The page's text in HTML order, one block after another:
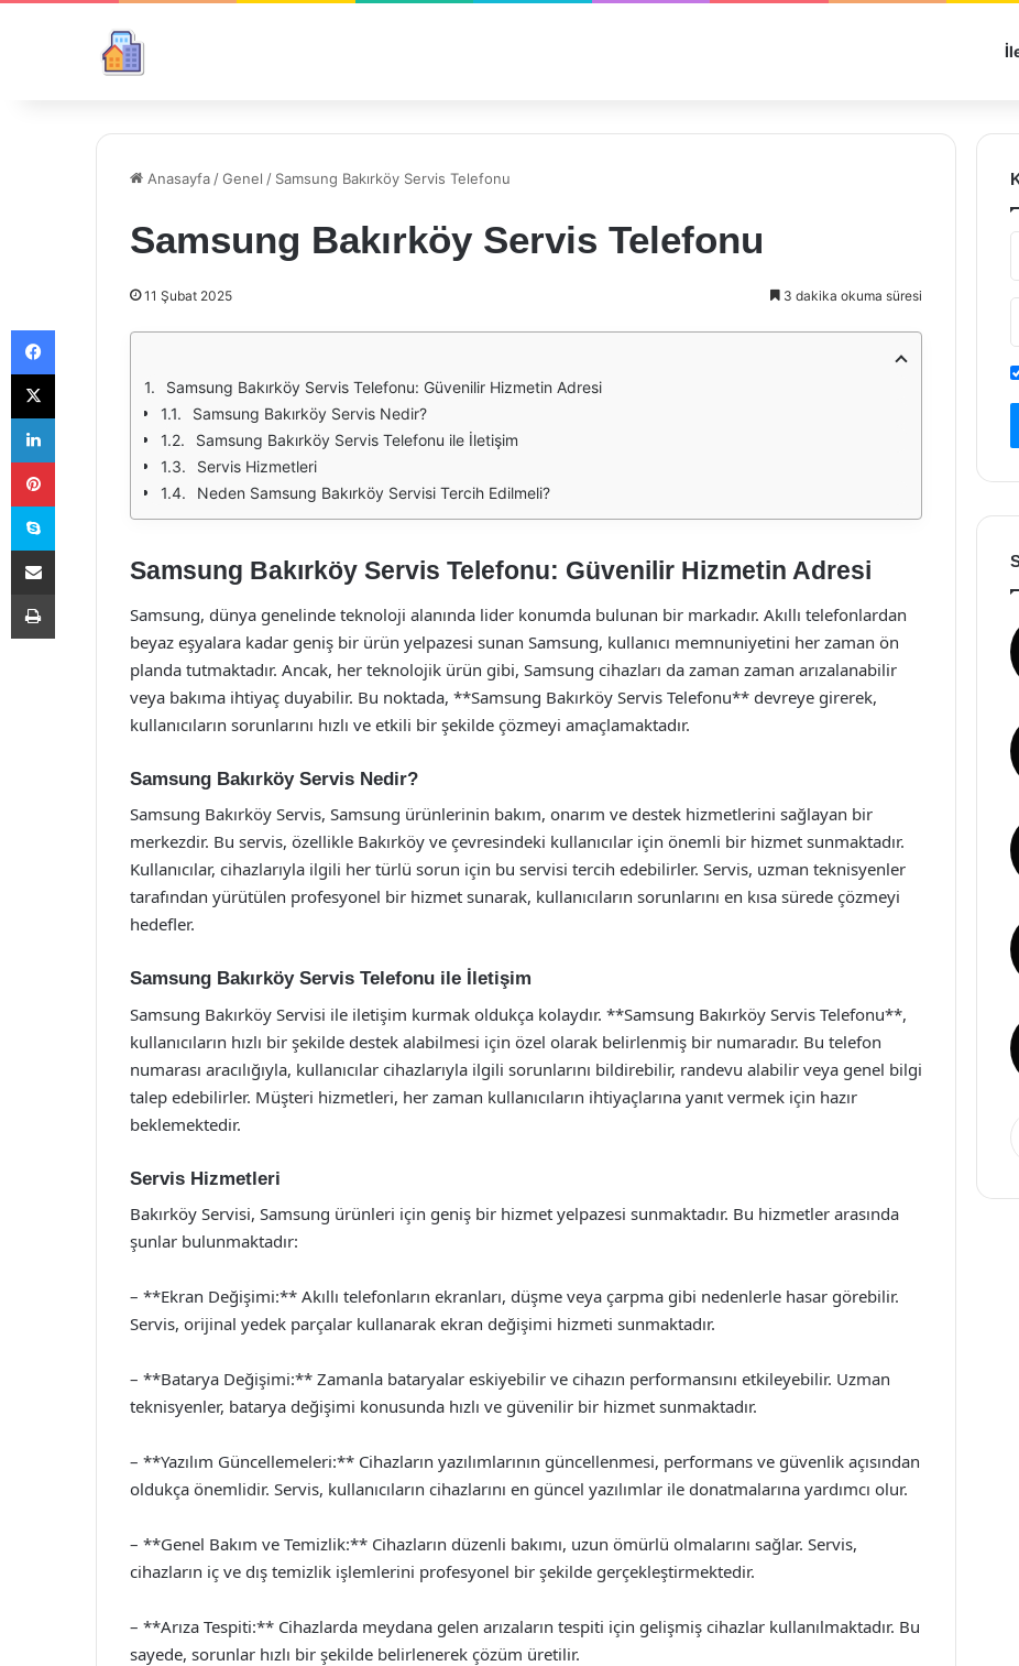
Anasayfa /Genel / Samsung Bakırköy Servis Telefonu
Samsung Bakırköy Servis Telefonu
11 Şubat 2025 3 dakika okuma süresi
Samsung Bakırköy Servis Telefonu: Güvenilir Hizmetin Adresi
Samsung Bakırköy Servis Nedir?
Samsung Bakırköy Servis Telefonu ile İletişim
Servis Hizmetleri
Neden Samsung Bakırköy Servisi Tercih Edilmeli?
Samsung Bakırköy Servis Telefonu: Güvenilir Hizmetin Adresi
Samsung, dünya genelinde teknoloji alanında lider konumda bulunan bir markadır. Akıllı telefonlardan
beyaz eşyalara kadar geniş bir ürün yelpazesi sunan Samsung, kullanıcı memnuniyetini her zaman ön
planda tutmaktadır. Ancak, her teknolojik ürün gibi, Samsung cihazları da zaman zaman arızalanabilir
veya bakıma ihtiyaç duyabilir. Bu noktada, **Samsung Bakırköy Servis Telefonu** devreye girerek,
kullanıcıların sorunlarını hızlı ve etkili bir şekilde çözmeyi amaçlamaktadır.
Samsung Bakırköy Servis Nedir?
Samsung Bakırköy Servis, Samsung ürünlerinin bakım, onarım ve destek hizmetlerini sağlayan bir
merkezdir. Bu servis, özellikle Bakırköy ve çevresindeki kullanıcılar için önemli bir hizmet sunmaktadır.
Kullanıcılar, cihazlarıyla ilgili her türlü sorun için bu servisi tercih edebilirler. Servis, uzman teknisyenler
tarafından yürütülen profesyonel bir hizmet sunarak, kullanıcıların sorunlarını en kısa sürede çözmeyi
hedefler.
Samsung Bakırköy Servis Telefonu ile İletişim
Samsung Bakırköy Servisi ile iletişim kurmak oldukça kolaydır. **Samsung Bakırköy Servis Telefonu**,
kullanıcıların hızlı bir şekilde destek alabilmesi için özel olarak belirlenmiş bir numaradır. Bu telefon
numarası aracılığıyla, kullanıcılar cihazlarıyla ilgili sorunlarını bildirebilir, randevu alabilir veya genel bilgi
talep edebilirler. Müşteri hizmetleri, her zaman kullanıcıların ihtiyaçlarına yanıt vermek için hazır
beklemektedir.
Servis Hizmetleri
Bakırköy Servisi, Samsung ürünleri için geniş bir hizmet yelpazesi sunmaktadır. Bu hizmetler arasında
şunlar bulunmaktadır:
– **Ekran Değişimi:** Akıllı telefonların ekranları, düşme veya çarpma gibi nedenlerle hasar görebilir.
Servis, orijinal yedek parçalar kullanarak ekran değişimi hizmeti sunmaktadır.
– **Batarya Değişimi:** Zamanla bataryalar eskiyebilir ve cihazın performansını etkileyebilir. Uzman
teknisyenler, batarya değişimi konusunda hızlı ve güvenilir bir hizmet sunmaktadır.
– **Yazılım Güncellemeleri:** Cihazların yazılımlarının güncellenmesi, performans ve güvenlik açısından
oldukça önemlidir. Servis, kullanıcıların cihazlarını en güncel yazılımlar ile donatmalarına yardımcı olur.
– **Genel Bakım ve Temizlik:** Cihazların düzenli bakımı, uzun ömürlü olmalarını sağlar. Servis,
cihazların iç ve dış temizlik işlemlerini profesyonel bir şekilde gerçekleştirmektedir.
– **Arıza Tespiti:** Cihazlarda meydana gelen arızaların tespiti için gelişmiş cihazlar kullanılmaktadır. Bu
sayede, sorunlar hızlı bir şekilde belirlenerek çözüm üretilir.
Facebook
X
LinkedIn
Pinterest
Skype
E-Posta ile paylaş